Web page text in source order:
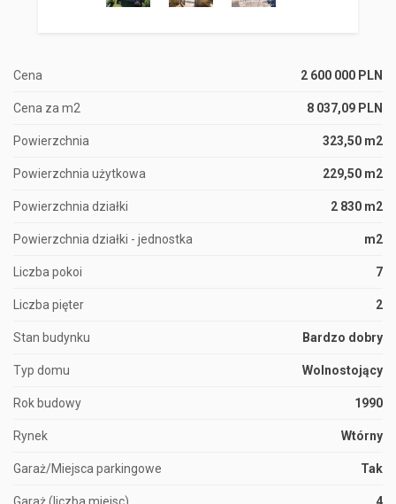
Cena 2 600 000 PLN
Cena za m2 8 037,09 PLN
Powierzchnia 323,50 m2
Powierzchnia użytkowa 229,50 m2
Powierzchnia działki 2 830 m2
Powierzchnia działki - jednostka m2
Liczba pokoi 7
Liczba pięter 2
Stan budynku Bardzo dobry
Typ domu Wolnostojący
Rok budowy 1990
Rynek Wtórny
Garaż/Miejsca parkingowe Tak